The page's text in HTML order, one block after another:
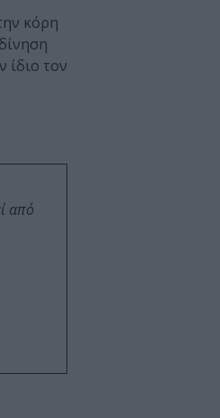
κόρη
ίδιο τον
από